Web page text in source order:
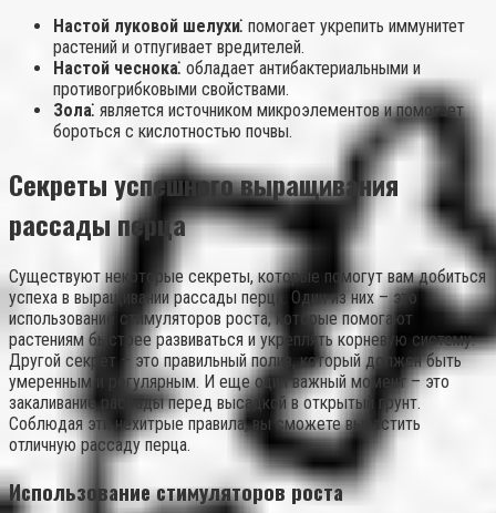
Настой луковой шелухи⁚ помогает укрепить иммунитет
растений и отпугивает вредителей.
Настой чеснока⁚ обладает антибактериальными и
противогрибковыми свойствами.
Зола⁚ является источником микроэлементов и помогает
бороться с кислотностью почвы.
Секреты успешного выращивания
рассады перца
Существуют некоторые секреты, которые помогут вам добиться
успеха в выращивании рассады перца. Один из них – это
использование стимуляторов роста, которые помогают
растениям быстрее развиваться и укреплять корневую систему.
Другой секрет – это правильный полив, который должен быть
умеренным и регулярным. И еще один важный момент – это
закаливание рассады перед высадкой в открытый грунт.
Соблюдая эти нехитрые правила, вы сможете вырастить
отличную рассаду перца.
Использование стимуляторов роста